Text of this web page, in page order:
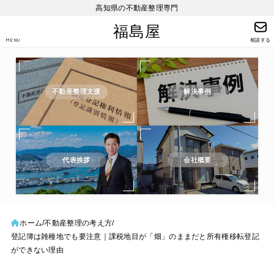
高知県の不動産整理専門
福島屋 相談する
MENU
不動産整理支援 解決事例
代表挨拶 会社概要
ホーム 不動産整理の考え方
登記簿は雑種地でも要注意｜課税地目が「畑」のままだと所有権移転登記
ができない理由